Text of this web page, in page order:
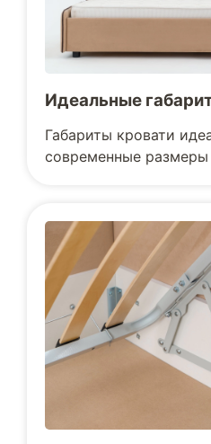
Идеальные
Габариты кровати
современные